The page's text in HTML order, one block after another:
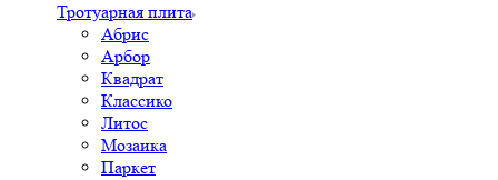
Тротуарная плита
Абрис
Арбор
Квадрат
Классико
Литос
Мозаика
Паркет